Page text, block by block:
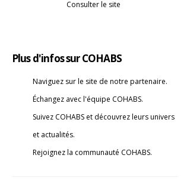
Consulter le site
Plus d'infos sur COHABS
Naviguez sur le site de notre partenaire.
Échangez avec l'équipe COHABS.
Suivez COHABS et découvrez leurs univers
et actualités.
Rejoignez la communauté COHABS.